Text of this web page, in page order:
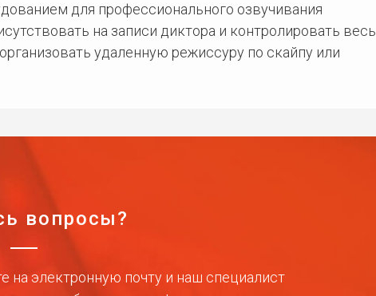
для профессионального озвучивания
на записи диктора и контролировать весь
удаленную режиссуру по скайпу или
вопросы?
на электронную почту и наш специалист